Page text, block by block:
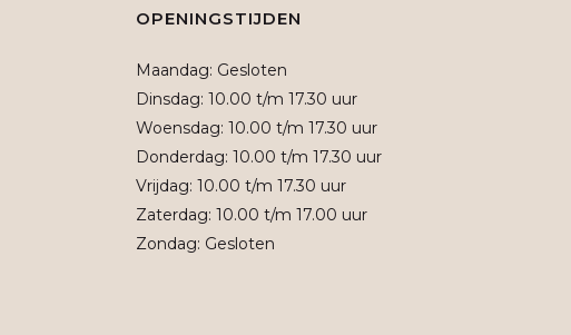
OPENINGSTIJDEN
Maandag: Gesloten
Dinsdag: 10.00 t/m 17.30 uur
Woensdag: 10.00 t/m 17.30 uur
Donderdag: 10.00 t/m 17.30 uur
Vrijdag: 10.00 t/m 17.30 uur
Zaterdag: 10.00 t/m 17.00 uur
Zondag: Gesloten